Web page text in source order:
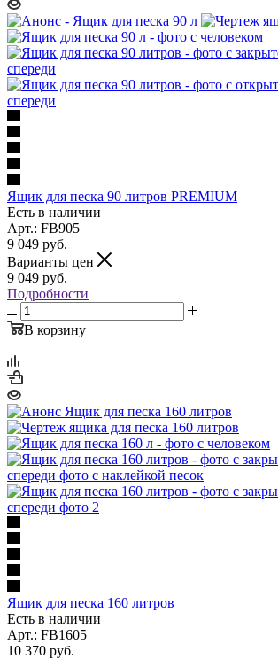
Ящик для песка 90 литров PREMIUM
Есть в наличии
Арт.: FB905
9 049 руб.
Варианты цен
9 049 руб.
Подробности
В корзину
Ящик для песка 160 литров
Есть в наличии
Арт.: FB1605
10 370 руб.